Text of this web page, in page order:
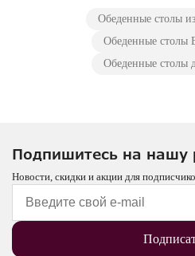
Обеденные столы
Обеденные столы
Обеденные столы
Подпишитесь на нашу
Новости, скидки и акции для